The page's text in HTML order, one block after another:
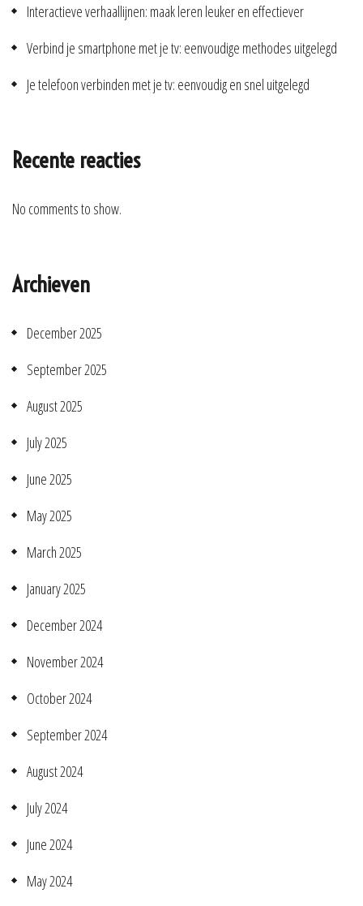
Interactieve verhaallijnen: maak leren leuker en effectiever
Verbind je smartphone met je tv: eenvoudige methodes uitgelegd
Je telefoon verbinden met je tv: eenvoudig en snel uitgelegd
Recente reacties
No comments to show.
Archieven
December 2025
September 2025
August 2025
July 2025
June 2025
May 2025
March 2025
January 2025
December 2024
November 2024
October 2024
September 2024
August 2024
July 2024
June 2024
May 2024